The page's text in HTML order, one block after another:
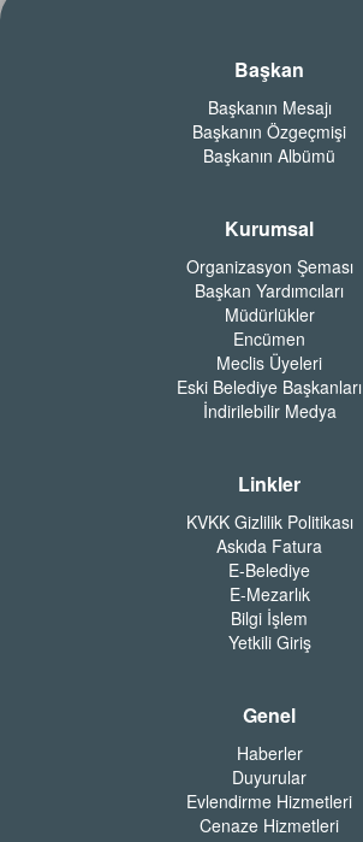
Başkan
Başkanın Mesajı
Başkanın Özgeçmişi
Başkanın Albümü
Kurumsal
Organizasyon Şeması
Başkan Yardımcıları
Müdürlükler
Encümen
Meclis Üyeleri
Eski Belediye Başkanları
İndirilebilir Medya
Linkler
KVKK Gizlilik Politikası
Askıda Fatura
E-Belediye
E-Mezarlık
Bilgi İşlem
Yetkili Giriş
Genel
Haberler
Duyurular
Evlendirme Hizmetleri
Cenaze Hizmetleri